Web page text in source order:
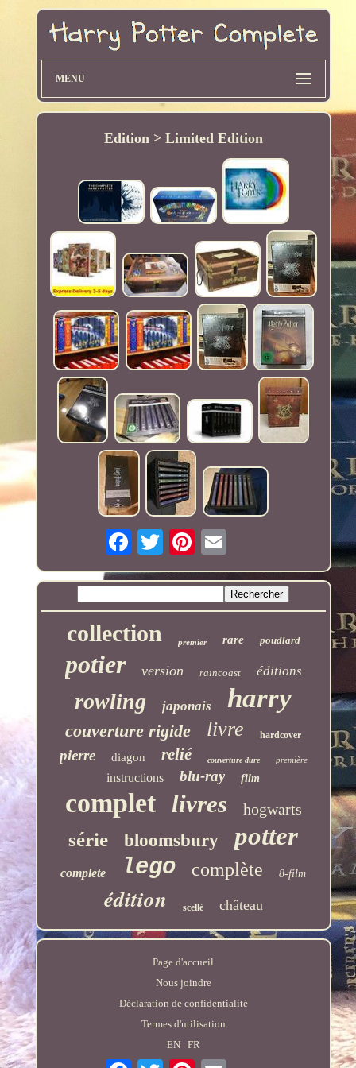
MENU
Edition > Limited Edition
collection premier rare poudlard
potier version raincoast éditions
rowling japonais harry
couverture rigide livre hardcover
pierre diagon relié couverture dure première
instructions blu-ray film
complet livres hogwarts
série bloomsbury potter
complete lego complète 8-film
édition scellé château
Page d'accueil
Nous joindre
Déclaration de confidentialité
Termes d'utilisation
EN
FR